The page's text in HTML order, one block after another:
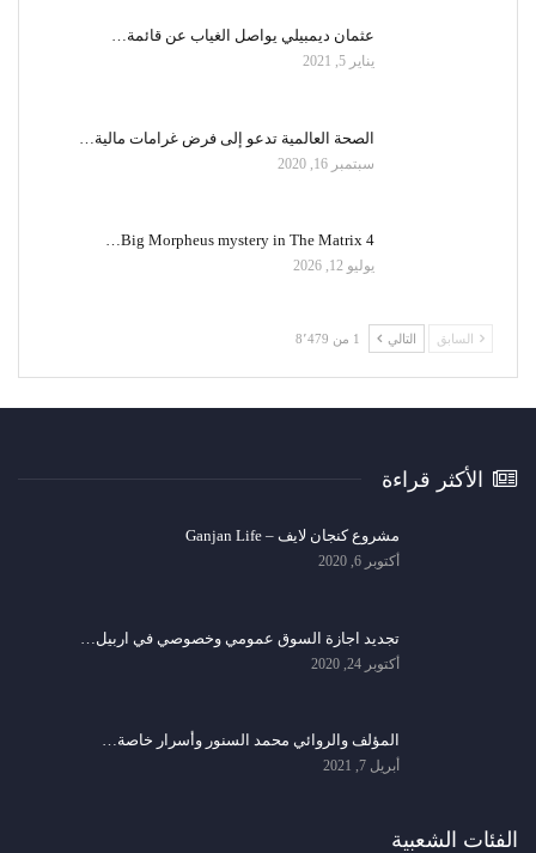
عثمان ديمبيلي يواصل الغياب عن قائمة…
يناير 5, 2021
الصحة العالمية تدعو إلى فرض غرامات مالية…
سبتمبر 16, 2020
Big Morpheus mystery in The Matrix 4…
يوليو 12, 2026
السابق التالي 1 من 8٬479
الأكثر قراءة
مشروع كنجان لايف – Ganjan Life
أكتوبر 6, 2020
تجديد اجازة السوق عمومي وخصوصي في اربيل…
أكتوبر 24, 2020
المؤلف والروائي محمد السنور وأسرار خاصة…
أبريل 7, 2021
الفئات الشعبية